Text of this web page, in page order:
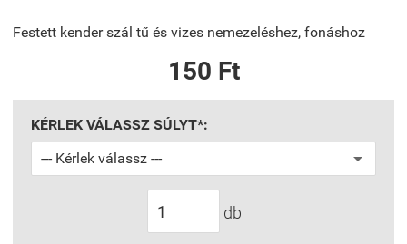
Festett kender szál tű és vizes nemezeléshez, fonáshoz
150 Ft
KÉRLEK VÁLASSZ SÚLYT*:
db